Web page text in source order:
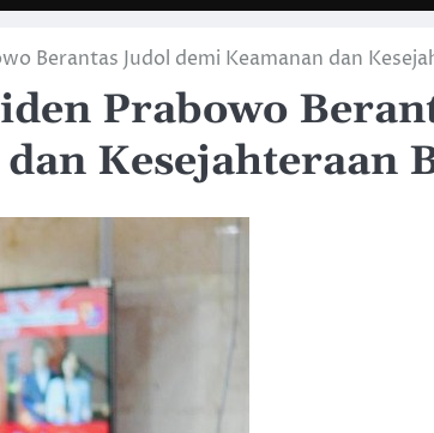
Berantas Judol demi Keamanan dan
Prabowo
Kesejahteraan